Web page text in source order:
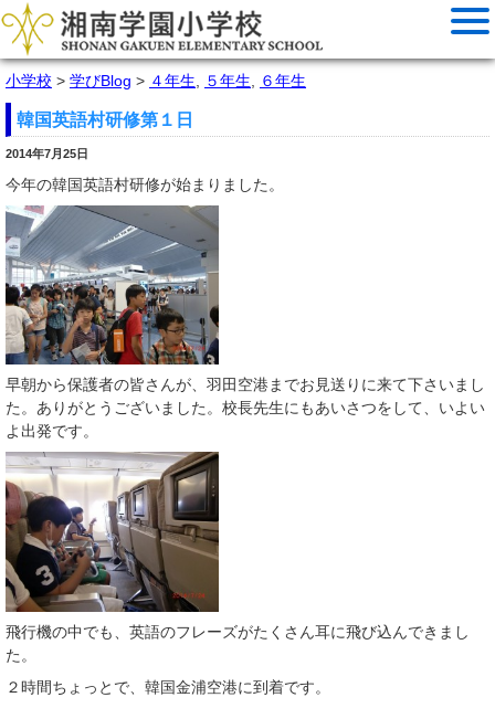
小学校 > 学びBlog > ４年生 ５年生 ６年生
韓国英語村研修第１日
2014年7月25日
今年の韓国英語村研修が始まりました。
早朝から保護者の皆さんが、羽田空港までお見送りに来て下さいまし
た。ありがとうございました。校長先生にもあいさつをして、いよい
よ出発です。
飛行機の中でも、英語のフレーズがたくさん耳に飛び込んできまし
た。
２時間ちょっとで、韓国金浦空港に到着です。